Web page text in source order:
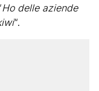
Ho delle aziende
“.